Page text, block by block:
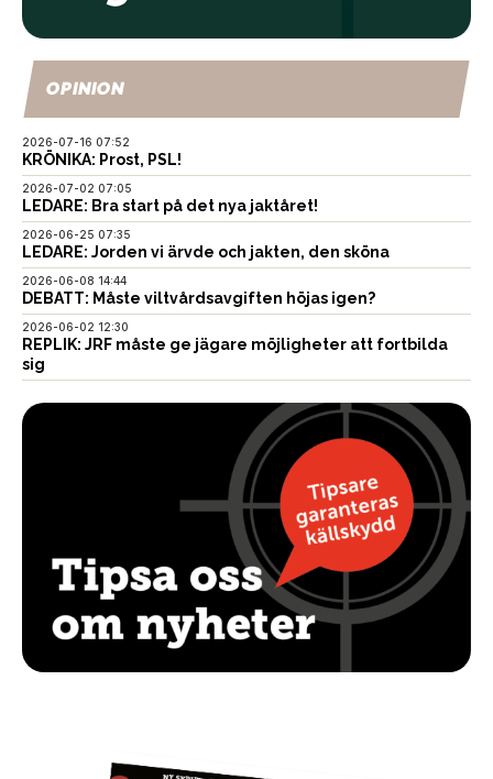
OPINION
2026-07-16 07:52
KRÖNIKA: Prost, PSL!
2026-07-02 07:05
LEDARE: Bra start på det nya jaktåret!
2026-06-25 07:35
LEDARE: Jorden vi ärvde och jakten, den sköna
2026-06-08 14:44
DEBATT: Måste viltvårdsavgiften höjas igen?
2026-06-02 12:30
REPLIK: JRF måste ge jägare möjligheter att fortbilda
sig